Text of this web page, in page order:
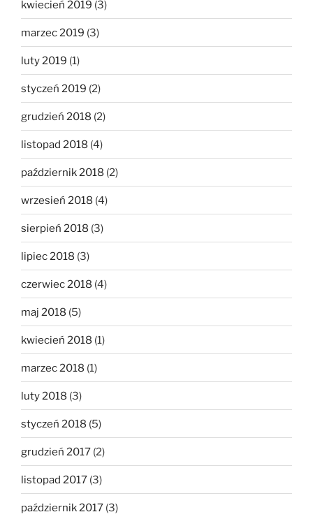
kwiecień 2019 (3)
marzec 2019 (3)
luty 2019 (1)
styczeń 2019 (2)
grudzień 2018 (2)
listopad 2018 (4)
październik 2018 (2)
wrzesień 2018 (4)
sierpień 2018 (3)
lipiec 2018 (3)
czerwiec 2018 (4)
maj 2018 (5)
kwiecień 2018 (1)
marzec 2018 (1)
luty 2018 (3)
styczeń 2018 (5)
grudzień 2017 (2)
listopad 2017 (3)
październik 2017 (3)